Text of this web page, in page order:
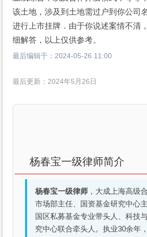
该土地，涉及到土地需过户到你公司
进行上市挂牌．由于你说述案情不清
细解答，以上仅供参考。
最后编辑于： 2024-05-26 11:00
最后更新：2024年5月26日
杨春宝一级律师简介
杨春宝一级律师 ，大成上海高级
市场部主任、国资基金研究中心
国区私募基金专业带头人、科技
究中心联合牵头人。执业30余年